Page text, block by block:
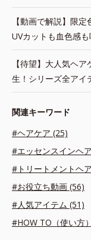
【動画で解説】限
UVカットも血色感
【待望】大人気ヘ
生！シリーズ全アイ
関連キーワード
#ヘアケア (25)
#エッセンスインヘ
#トリートメントヘ
#お役立ち動画 (56)
#人気アイテム (51)
#HOW TO（使い方